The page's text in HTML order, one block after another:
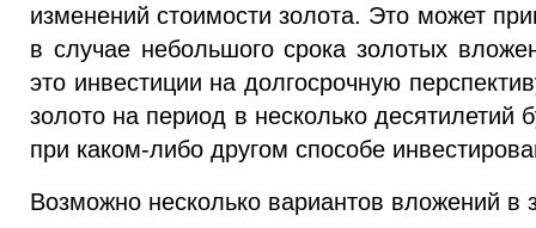
изменений стоимости золота. Это может
в случае небольшого срока золотых
это инвестиции на долгосрочную
золото на период в несколько
при каком-либо другом способе
Возможно несколько вариантов вложений в